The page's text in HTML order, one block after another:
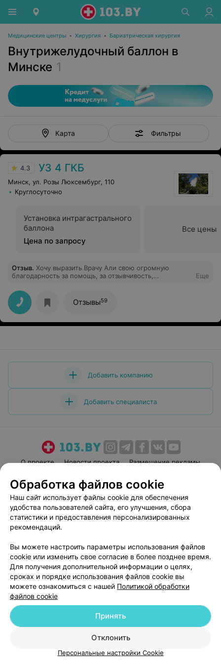
Медицинские центры • Хирургия • Бариатрическая хирургия
Внутрижелудочный баллон в
Минске 1
Карта Фильтры
4.3 УЗ 4 ГКБ
Минск, ул. Розы Люксембург, 110
Круглосуточно
Установка интрагастрального
баллона
Цена по запросу
Все цены
Отзыв. Хочу выразить Врачу Али свою огромную
благодарность за помощь, за отзывчивость,
врачебную этику. Сразу видно, что врач много
занимается самообразованием и не останавливается
ни перед чем, что бы добраться до сути проблемы. Вы
самый лучший "мужской врач" и настоящий
профессионал своего дела! Низкий Вам поклон и
Еще
Отзывы59
Добавить компанию
Добавить специалиста
О проекте Новости проекта
Размещение рекламы
Пользовательское соглашение
Способы оплаты
Вакансии
Партнеры
Написать руководителю 103.by
Персональные настройки cookie
Обработка персональных данных
© 2026 ООО «Артокс Лаб», УНП 191700409| 220012, Республика Беларусь,
г. Минск, улица Толбухина, 2, пом. 16 | help@103.by
Служба поддержки +375 291212755
Обработка файлов cookie
Наш сайт использует файлы cookie для обеспечения
удобства пользователей сайта, его улучшения, сбора
статистики и предоставления персонализированных
рекомендаций.
Вы можете настроить параметры использования файлов
cookie или изменить свое согласие в более позднее время.
Для получения дополнительной информации о целях,
сроках и порядке использования файлов cookie вы
можете ознакомиться с нашей Политикой обработки
файлов cookie
Отклонить
Принять
Персональные настройки Cookie